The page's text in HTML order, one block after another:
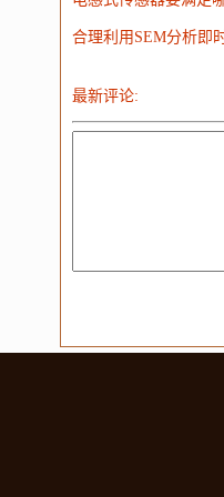
合理利用SEM分析即
最新评论: